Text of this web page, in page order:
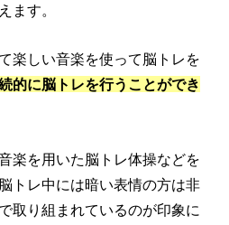
ます。
楽しい音楽を使って脳トレを
的に脳トレを行うことができ
楽を用いた脳トレ体操などを
トレ中には暗い表情の方は非
取り組まれているのが印象に